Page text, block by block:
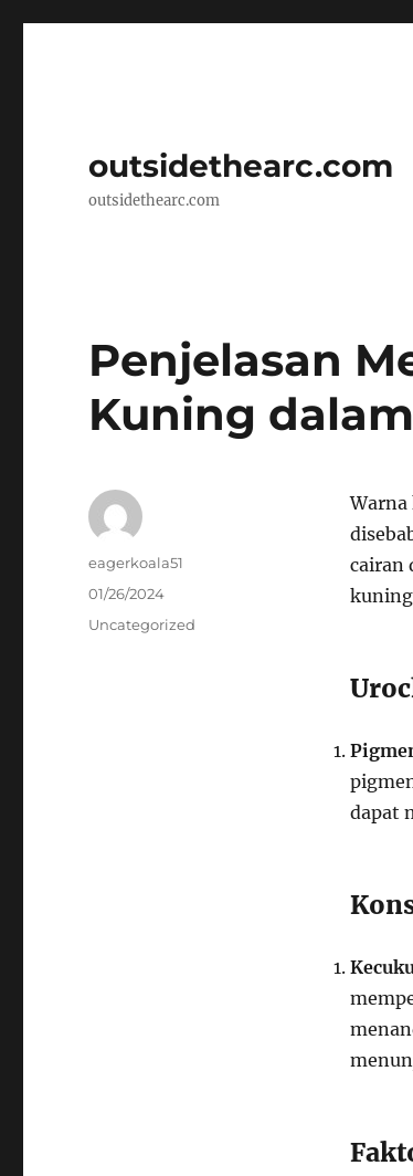
outsidethearc.com
outsidethearc.com
Penjelasan
Kuning
Warna
cairan
dapat
Author
eagerkoala51
Posted
01/26/2024
Categories
Uncategorized